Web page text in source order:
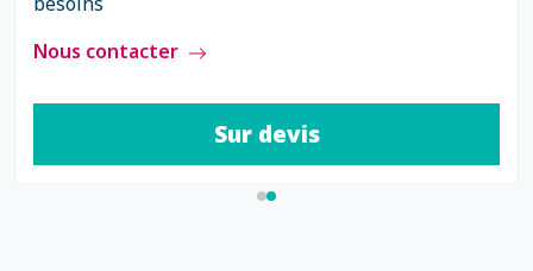
Nous contacter
Sur devis